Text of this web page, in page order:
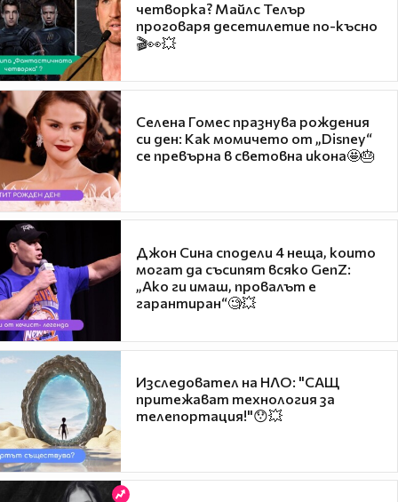
четворка? Майлс Телър
проговаря десетилетие по-късно
🎬👀💥
Селена Гомес празнува рождения
си ден: Как момичето от „Disney“
се превърна в световна икона🤩🎂
Джон Сина сподели 4 неща, които
могат да съсипят всяко GenZ:
„Ако ги имаш, провалът е
гарантиран“🧐💥
Изследовател на НЛО: "САЩ
притежават технология за
телепортация!"😯💥